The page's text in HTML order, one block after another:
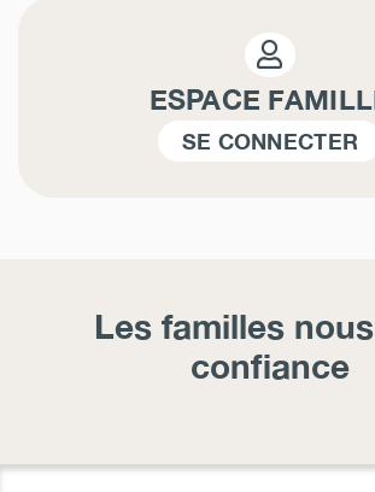
ESPACE
SE CONNECTER
Les familles
confiance